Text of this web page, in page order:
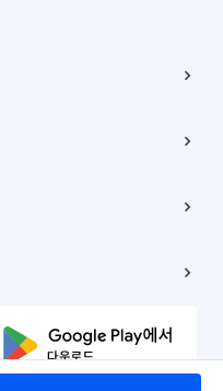
학동, 트윈트리빌딩) B동 5층
로 24, 7층, 8층 미소
거래당사자에게 있습니다.